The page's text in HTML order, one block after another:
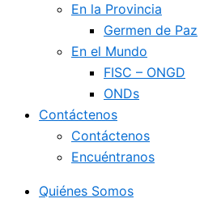
En la Provincia
Germen de Paz
En el Mundo
FISC – ONGD
ONDs
Contáctenos
Contáctenos
Encuéntranos
Quiénes Somos